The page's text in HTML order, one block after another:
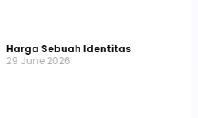
Harga Sebuah Identitas
29 June 2026